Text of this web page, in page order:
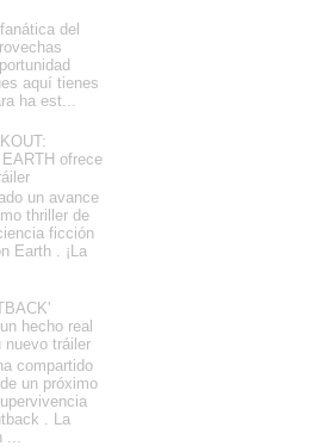
del
aquí tienes
ha est...
ofrece
un avance
thriller de
ficción
Earth . ¡La
hecho real
nuevo tráiler
compartido
un próximo
. La
...